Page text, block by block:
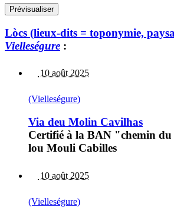
Lòcs (lieux-dits = toponymie,
Vielleségure :
10 août 2025
(Vielleségure)
Via deu Molin Cavilhas
Certifié à la BAN "chemin
lou Mouli Cabilles
10 août 2025
(Vielleségure)